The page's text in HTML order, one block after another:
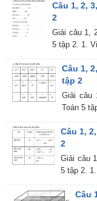
Câu 1, 2,
2
Giải câu 1,
5 tập 2. 1.
Câu 1,
tập 2
Giải câu
Toán 5
Câu 1,
2
Giải câu
5 tập 2.
Câu